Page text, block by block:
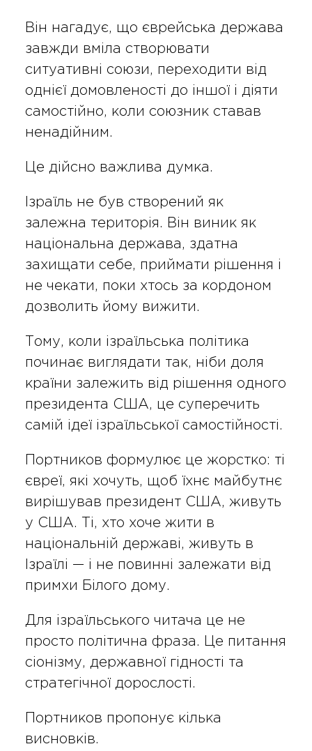
Він нагадує, що єврейська держава
завжди вміла створювати
ситуативні союзи, переходити від
однієї домовленості до іншої і діяти
самостійно, коли союзник ставав
ненадійним.
Це дійсно важлива думка.
Ізраїль не був створений як
залежна територія. Він виник як
національна держава, здатна
захищати себе, приймати рішення і
не чекати, поки хтось за кордоном
дозволить йому вижити.
Тому, коли ізраїльська політика
починає виглядати так, ніби доля
країни залежить від рішення одного
президента США, це суперечить
самій ідеї ізраїльської самостійності.
Портников формулює це жорстко: ті
євреї, які хочуть, щоб їхнє майбутнє
вирішував президент США, живуть
у США. Ті, хто хоче жити в
національній державі, живуть в
Ізраїлі — і не повинні залежати від
примхи Білого дому.
Для ізраїльського читача це не
просто політична фраза. Це питання
сіонізму, державної гідності та
стратегічної дорослості.
Портников пропонує кілька
висновків.